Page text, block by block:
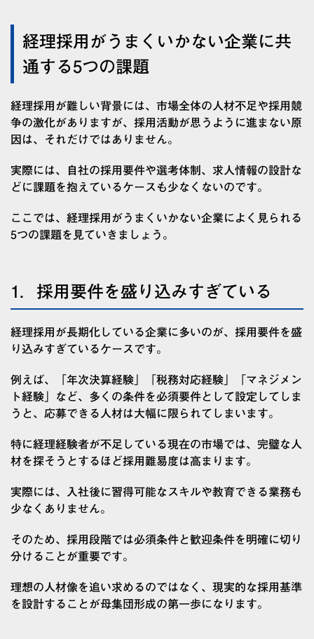
経理採用がうまくいかない企業に共
通する5つの課題
経理採用が難しい背景には、市場全体の人材不足や採用競
争の激化がありますが、採用活動が思うように進まない原
因は、それだけではありません。
実際には、自社の採用要件や選考体制、求人情報の設計な
どに課題を抱えているケースも少なくないのです。
ここでは、経理採用がうまくいかない企業によく見られる
5つの課題を見ていきましょう。
1．採用要件を盛り込みすぎている
経理採用が長期化している企業に多いのが、採用要件を盛
り込みすぎているケースです。
例えば、「年次決算経験」「税務対応経験」「マネジメン
ト経験」など、多くの条件を必須要件として設定してしま
うと、応募できる人材は大幅に限られてしまいます。
特に経理経験者が不足している現在の市場では、完璧な人
材を探そうとするほど採用難易度は高まります。
実際には、入社後に習得可能なスキルや教育できる業務も
少なくありません。
そのため、採用段階では必須条件と歓迎条件を明確に切り
分けることが重要です。
理想の人材像を追い求めるのではなく、現実的な採用基準
を設計することが母集団形成の第一歩になります。